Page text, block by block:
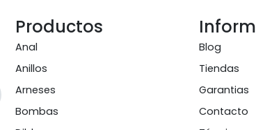
Productos
Anal
Anillos
Arneses
Bombas
Blog
Tiendas
Garantias
Contacto